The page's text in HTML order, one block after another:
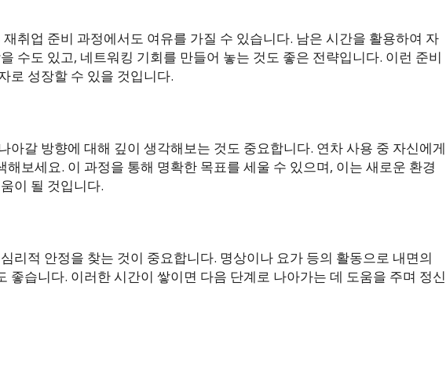
취업 준비 과정에서도 여유를 가질 수 있습니다. 남은 시간을 활용하여 자
수도 있고, 네트워킹 기회를 만들어 놓는 것도 좋은 전략입니다. 이런 준비
로 성장할 수 있을 것입니다.
아갈 방향에 대해 깊이 생각해보는 것도 중요합니다. 연차 사용 중 자신에게
보세요. 이 과정을 통해 명확한 목표를 세울 수 있으며, 이는 새로운 환경
이 될 것입니다.
리적 안정을 찾는 것이 중요합니다. 명상이나 요가 등의 활동으로 내면의
좋습니다. 이러한 시간이 쌓이면 다음 단계로 나아가는 데 도움을 주며 정신